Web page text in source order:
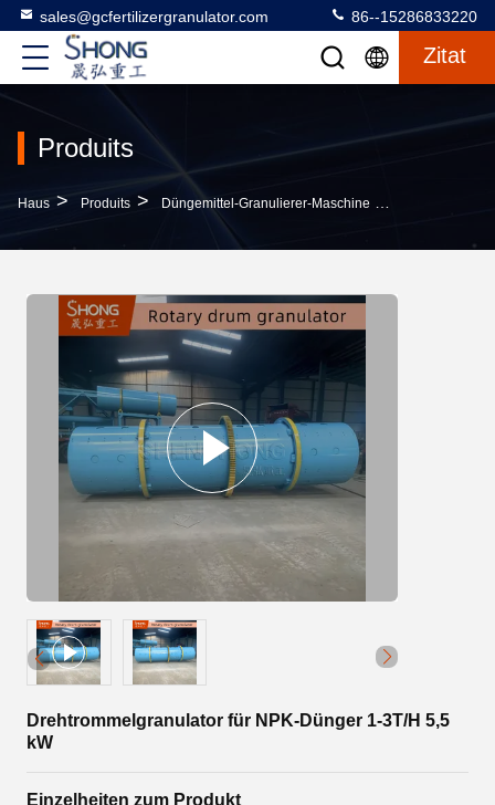
sales@gcfertilizergranulator.com 86--15286833220
Zitat
Produits
Haus > Produits > Düngemittel-Granulierer-Maschine >
Drehtrommelgranulator für NPK-Dünger 1-3T/H 5,5
kW
Einzelheiten zum Produkt